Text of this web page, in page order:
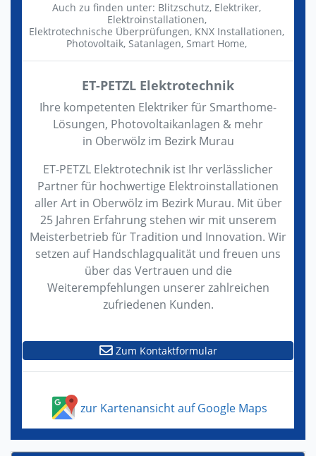
Auch zu finden unter: Blitzschutz, Elektriker,
Elektroinstallationen,
Elektrotechnische Überprüfungen, KNX Installationen,
Photovoltaik, Satanlagen, Smart Home,
ET-PETZL Elektrotechnik
Ihre kompetenten Elektriker für Smarthome-
Lösungen, Photovoltaikanlagen & mehr
in Oberwölz im Bezirk Murau
ET-PETZL Elektrotechnik ist Ihr verlässlicher
Partner für hochwertige Elektroinstallationen
aller Art in Oberwölz im Bezirk Murau. Mit über
25 Jahren Erfahrung stehen wir mit unserem
Meisterbetrieb für Tradition und Innovation. Wir
setzen auf Handschlagqualität und freuen uns
über das Vertrauen und die
Weiterempfehlungen unserer zahlreichen
zufriedenen Kunden.
Zum Kontaktformular
zur Kartenansicht auf Google Maps